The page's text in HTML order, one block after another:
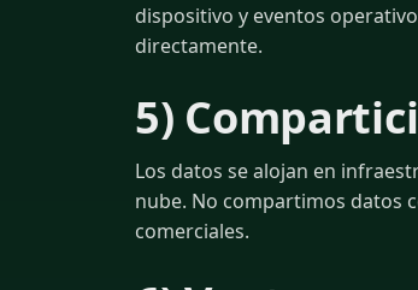
dispositivo y eventos
directamente.
5)
Los datos se alojan en
nube. No compartimos datos
comerciales.